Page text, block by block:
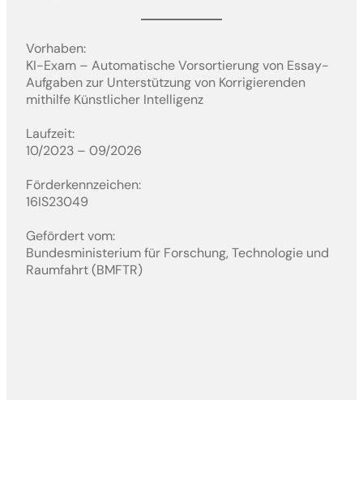
Vorhaben:
KI-Exam – Automatische Vorsortierung von Essay-
Aufgaben zur Unterstützung von Korrigierenden
mithilfe Künstlicher Intelligenz
Laufzeit:
10/2023 – 09/2026
Förderkennzeichen:
16IS23049
Gefördert vom:
Bundesministerium für Forschung, Technologie und
Raumfahrt (BMFTR)